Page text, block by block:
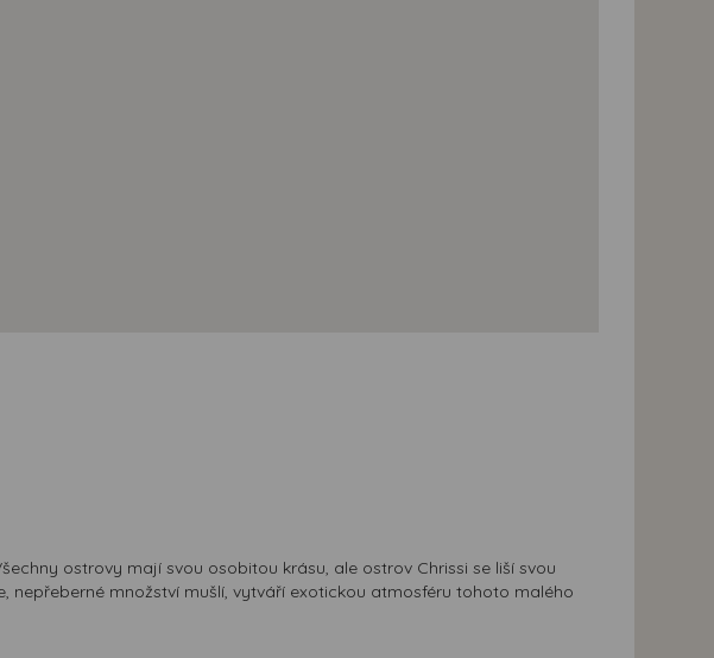
ostrovy mají svou osobitou krásu, ale ostrov Chrissi se liší svou
množství mušlí, vytváří exotickou atmosféru tohoto malého